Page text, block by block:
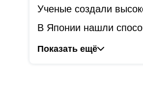
Ученые создали
В Японии нашли
Показать ещё